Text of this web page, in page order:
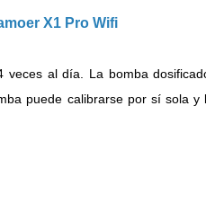
X1 Pro Wifi
veces al día. La bomba
puede calibrarse por sí sola y